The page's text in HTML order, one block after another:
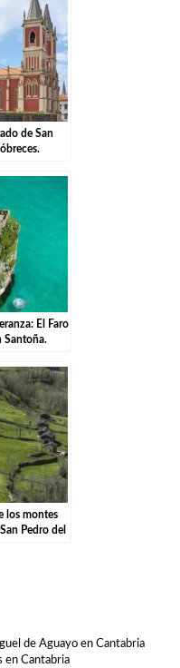
de San
El Faro
Santoña.
los montes
Pedro del
de Aguayo en Cantabria
en Cantabria